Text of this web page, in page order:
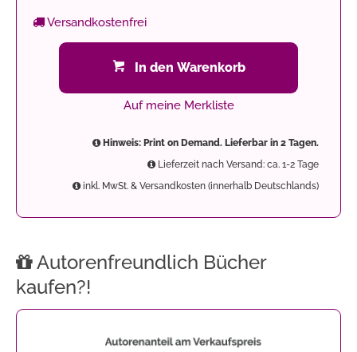
Versandkostenfrei
In den Warenkorb
Auf meine Merkliste
Hinweis: Print on Demand. Lieferbar in 2 Tagen.
Lieferzeit nach Versand: ca. 1-2 Tage
inkl. MwSt. & Versandkosten (innerhalb Deutschlands)
Autorenfreundlich Bücher
kaufen?!